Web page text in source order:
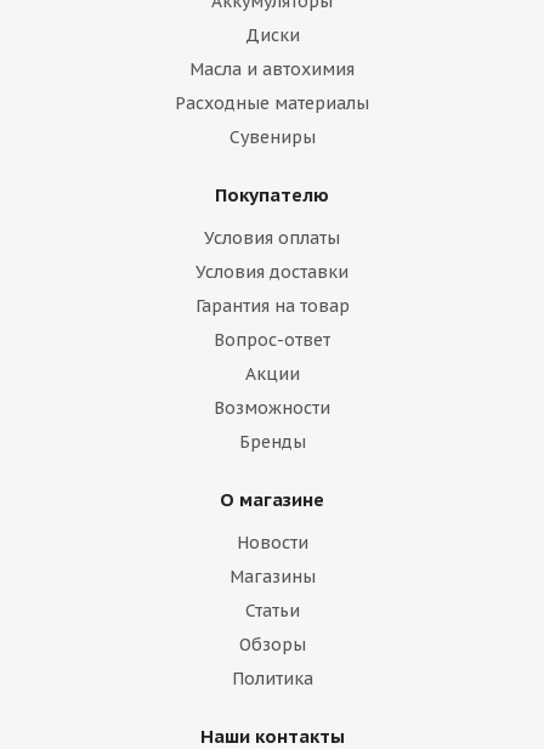
Диски
Масла и автохимия
Расходные материалы
Сувениры
Покупателю
Условия оплаты
Условия доставки
Гарантия на товар
Вопрос-ответ
Акции
Возможности
Бренды
О магазине
Новости
Магазины
Статьи
Обзоры
Политика
Наши контакты